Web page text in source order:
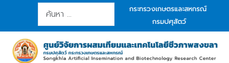
การค้นหา
กระทรวงเกษตรและสหกรณ์
กรมปศุสัตว์